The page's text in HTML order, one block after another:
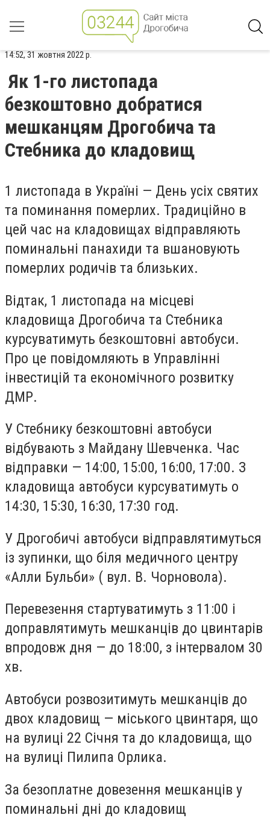
14:52, 31 жовтня 2022 р.
Як 1-го листопада
безкоштовно добратися
мешканцям Дрогобича та
Стебника до кладовищ
1 листопада в Україні — День усіх святих
та поминання померлих. Традиційно в
цей час на кладовищах відправляють
поминальні панахиди та вшановують
померлих родичів та близьких.
Відтак, 1 листопада на місцеві
кладовища Дрогобича та Стебника
курсуватимуть безкоштовні автобуси.
Про це повідомляють в Управлінні
інвестицій та економічного розвитку
ДМР.
У Стебнику безкоштовні автобуси
відбувають з Майдану Шевченка. Час
відправки — 14:00, 15:00, 16:00, 17:00. З
кладовища автобуси курсуватимуть о
14:30, 15:30, 16:30, 17:30 год.
У Дрогобичі автобуси відправлятимуться
із зупинки, що біля медичного центру
«Алли Бульби» ( вул. В. Чорновола).
Перевезення стартуватимуть з 11:00 і
доправлятимуть мешканців до цвинтарів
впродовж дня — до 18:00, з інтервалом 30
хв.
Автобуси розвозитимуть мешканців до
двох кладовищ — міського цвинтаря, що
на вулиці 22 Січня та до кладовища, що
на вулиці Пилипа Орлика.
За безоплатне довезення мешканців у
поминальні дні до кладовищ